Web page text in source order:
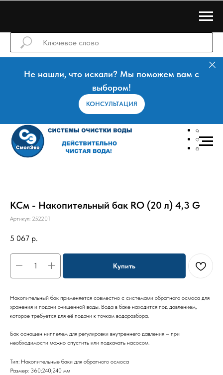
Не нашли, что искали? Мы поможем вам с
выбором!
КОНСУЛЬТАЦИЯ
КСм - Накопительный бак RO (20 л) 4,3 G
Артикул: 252201
5 067 р.
Купить
Накопительный бак применяется совместно с системами обратного осмоса для
хранения и подачи очищенной воды. Вода в баке находится под давлением,
которое требуется для её подачи к точкам водоразбора.
Бак оснащен ниппелем для регулировки внутреннего давления – при
необходимости можно спустить или подкачать насосом.
Тип: Накопительные баки для обратного осмоса
Размер: 360;240;240 мм